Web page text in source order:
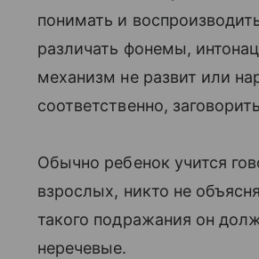
понимать и
различать фонемы,
механизм не развит или
соответственно,
Обычно ребенок учится
взрослых, никто не
такого подражания он
неречевые.